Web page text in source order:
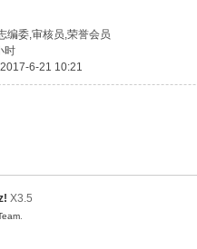
编委,审核员,荣誉会员
时
2017-6-21 10:21
X3.5